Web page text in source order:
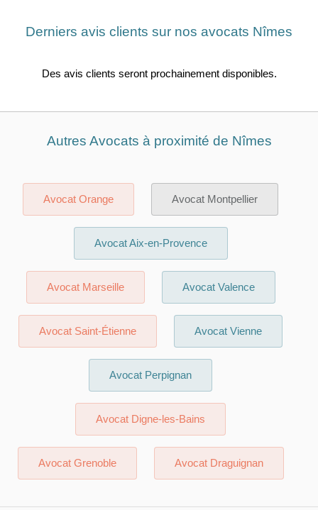
Derniers avis clients sur nos avocats Nîmes
Des avis clients seront prochainement disponibles.
Autres Avocats à proximité de Nîmes
Avocat Orange Avocat Montpellier
Avocat Aix-en-Provence
Avocat Marseille Avocat Valence
Avocat Saint-Étienne Avocat Vienne
Avocat Perpignan
Avocat Digne-les-Bains
Avocat Grenoble Avocat Draguignan